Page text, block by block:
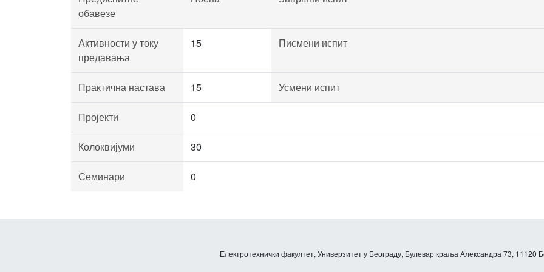
обавезе
Активности у току
предавања
15 Писмени испит
Практична настава 15 Усмени испит
Пројекти 0
Колоквијуми 30
Семинари 0
Електротехнички факултет, Универзитет у Београду, Булевар краља Александра 73, 11120